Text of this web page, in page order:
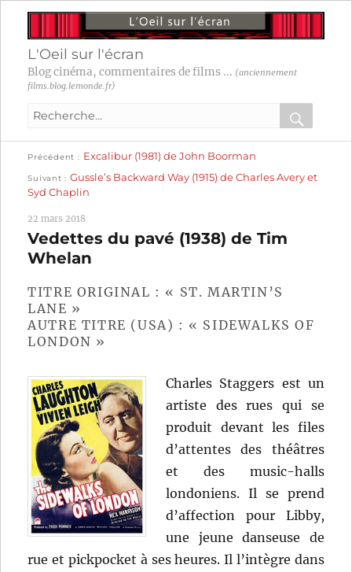
L'Oeil sur l'écran
Blog cinéma, commentaires de films ... (anciennement
films.blog.lemonde.fr)
Recherche
:
OK
Navigation
de
l’article
Précédent
précédente :
Excalibur (1981) de John Boorman
Suivant
suivante :
Gussle’s Backward Way (1915) de Charles Avery et
Syd Chaplin
22 mars 2018
Vedettes du pavé (1938) de Tim
Whelan
TITRE ORIGINAL : « ST. MARTIN’S
LANE »
AUTRE TITRE (USA) : « SIDEWALKS OF
LONDON »
Charles Staggers est un
artiste des rues qui se
produit devant les files
d’attentes des théâtres
et des music-halls
londoniens. Il se prend
d’affection pour Libby,
une jeune danseuse de
rue et pickpocket à ses heures. Il l’intègre dans